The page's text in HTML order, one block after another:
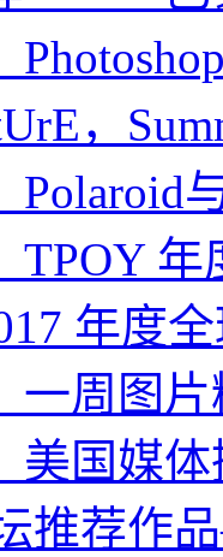
，
Polaroid
TPOY
年度
一周图
美国媒
推荐作